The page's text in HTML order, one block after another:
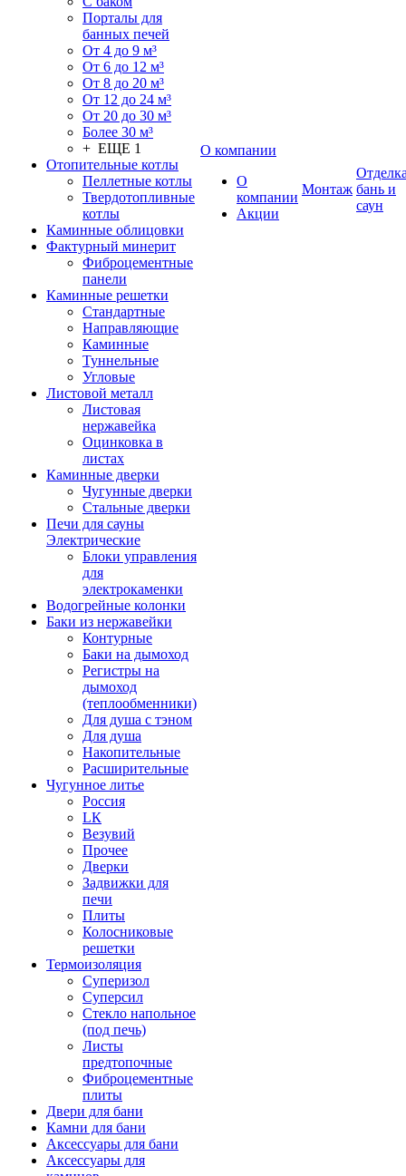
Порталы для
банных печей
От 4 до 9 м³
От 6 до 12 м³
От 8 до 20 м³
От 12 до 24 м³
От 20 до 30 м³
Более 30 м³
+ ЕЩЕ 1
Отопительные котлы
Пеллетные котлы
Твердотопливные
котлы
Каминные облицовки
Фактурный минерит
Фиброцементные
панели
Каминные решетки
Стандартные
Направляющие
Каминные
Туннельные
Угловые
Листовой металл
Листовая
нержавейка
Оцинковка в
листах
Каминные дверки
Чугунные дверки
Стальные дверки
Печи для сауны
Электрические
Блоки управления
для
электрокаменки
Водогрейные колонки
Баки из нержавейки
Контурные
Баки на дымоход
Регистры на
дымоход
(теплообменники)
Для душа с тэном
Для душа
Накопительные
Расширительные
Чугунное литье
Россия
LК
Везувий
Прочее
Дверки
Задвижки для
печи
Плиты
Колосниковые
решетки
Термоизоляция
Суперизол
Суперсил
Стекло напольное
(под печь)
Листы
предтопочные
Фиброцементные
плиты
Двери для бани
Камни для бани
Аксессуары для бани
Аксессуары для
О компании
О
компании
Акции
Монтаж бань и
саун